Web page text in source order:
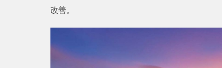
改善。